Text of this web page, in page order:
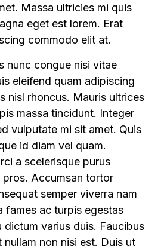
Massa ultricies mi quis
eget est lorem. Erat
commodo elit at.
nunc congue nisi vitae
eleifend quam adipiscing
nisl rhoncus. Mauris ultrices
massa tincidunt. Integer
vulputate mi sit amet. Quis
id diam vel quam.
a scelerisque purus
pros. Accumsan tortor
semper viverra nam
fames ac turpis egestas
dictum varius duis. Faucibus
non nisi est. Duis ut